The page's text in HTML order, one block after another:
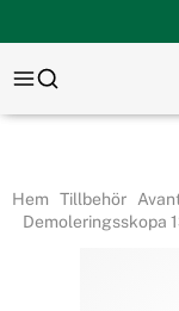
Hem Tillbehör
Demoleringsskopa